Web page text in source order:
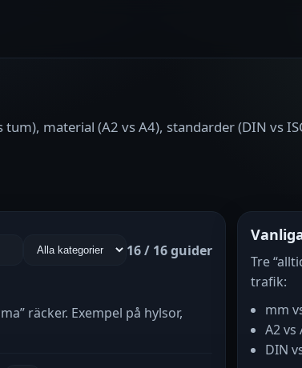
material (A2 vs A4), standarder (DIN vs
16 / 16 guider
räcker. Exempel på hylsor,
Tre
trafik:
mm
A2
DIN